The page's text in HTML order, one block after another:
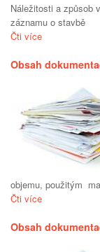
Náležitosti a způsob
záznamu o stavbě
Čti více
Obsah
objemu, použitým
Čti více
Obsah